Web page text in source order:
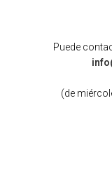
Puede
(de